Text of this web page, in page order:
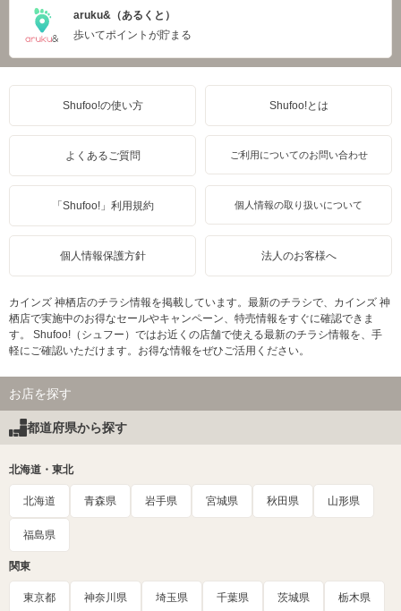
aruku&（あるくと）
歩いてポイントが貯まる
Shufoo!の使い方 Shufoo!とは
よくあるご質問 ご利用についてのお問い合わせ
「Shufoo!」利用規約 個人情報の取り扱いについて
個人情報保護方針 法人のお客様へ
カインズ 神栖店のチラシ情報を掲載しています。最新のチラシで、カインズ 神
栖店で実施中のお得なセールやキャンペーン、特売情報をすぐに確認できま
す。 Shufoo!（シュフー）ではお近くの店舗で使える最新のチラシ情報を、手
軽にご確認いただけます。お得な情報をぜひご活用ください。
お店を探す
都道府県から探す
北海道・東北
北海道 青森県 岩手県 宮城県 秋田県 山形県
福島県
関東
東京都 神奈川県 埼玉県 千葉県 茨城県 栃木県